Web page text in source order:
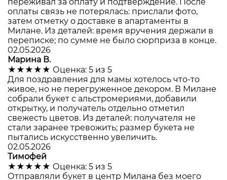
оплаты связь не потерялась: прислали фото,
затем отметку о доставке в апартаменты в
Милане. Из деталей: время вручения держали в
переписке; по сумме не было сюрприза в конце.
02.05.2026
Марина В.
★★★★★ Оценка: 5 из 5
Для поздравления для мамы хотелось что-то
живое, но не перегруженное декором. В Милане
собрали букет с альстромериями, добавили
открытку, и получатель отдельно отметил
свежесть цветов. Из деталей: получателя не
стали заранее тревожить; размер букета не
пытались искусственно увеличить.
02.05.2026
Тимофей
★★★★★ Оценка: 5 из 5
Отправляли букет в центр Милана без моего